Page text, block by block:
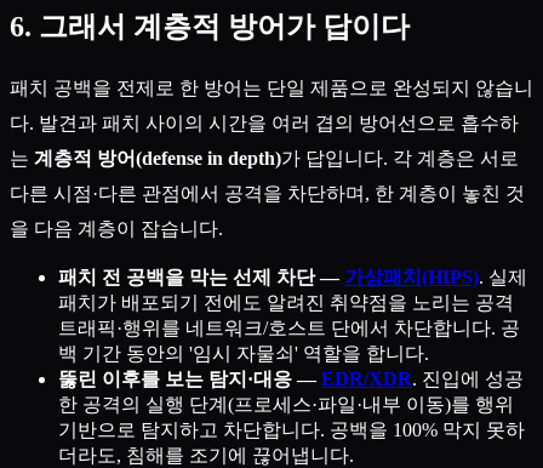
6. 그래서 계층적 방어가 답이다
패치 공백을 전제로 한 방어는 단일 제품으로 완성되지 않습니
다. 발견과 패치 사이의 시간을 여러 겹의 방어선으로 흡수하
는 계층적 방어(defense in depth)가 답입니다. 각 계층은 서로
다른 시점·다른 관점에서 공격을 차단하며, 한 계층이 놓친 것
을 다음 계층이 잡습니다.
패치 전 공백을 막는 선제 차단 — 가상패치(HIPS). 실제
패치가 배포되기 전에도 알려진 취약점을 노리는 공격
트래픽·행위를 네트워크/호스트 단에서 차단합니다. 공
백 기간 동안의 '임시 자물쇠' 역할을 합니다.
뚫린 이후를 보는 탐지·대응 —EDR/XDR. 진입에 성공
한 공격의 실행 단계(프로세스·파일·내부 이동)를 행위
기반으로 탐지하고 차단합니다. 공백을 100% 막지 못하
더라도, 침해를 조기에 끊어냅니다.